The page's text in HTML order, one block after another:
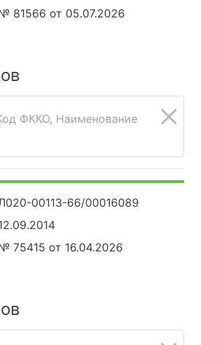
81566 от 05.07.2026
ФККО, Наименование
00113-66/00016089
75415 от 16.04.2026